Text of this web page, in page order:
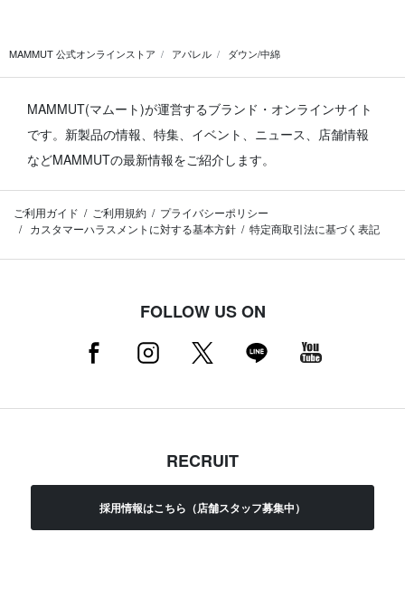
MAMMUT 公式オンラインストア アパレル ダウン/中綿
MAMMUT(マムート)が運営するブランド・オンラインサイト
です。 新製品の情報、特集、イベント、ニュース、店舗情報
などMAMMUTの最新情報をご紹介します。
ご利用ガイド ご利用規約
プライバシーポリシー
カスタマーハラスメントに対する基本方針
特定商取引法に基づく表記
FOLLOW US ON
RECRUIT
採用情報はこちら（店舗スタッフ募集中）